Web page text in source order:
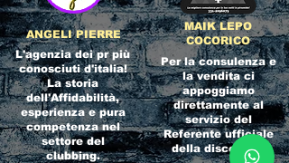
ANGELI PIERRE
L'agenzia dei pr più
conosciuti d'italia!
La storia
dell'Affidabilità,
esperienza e pura
competenza nel
settore del
clubbing.
MAIK LEPO
COCORICO
Per la consulenza e
la vendita ci
appoggiamo
direttamente al
servizio del
Referente ufficiale
della discoteca!